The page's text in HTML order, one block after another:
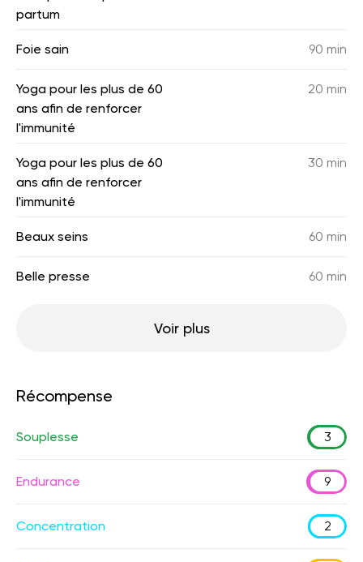
partum
Foie sain 90 min
Yoga pour les plus de 60
ans afin de renforcer
l'immunité
20 min
Yoga pour les plus de 60
ans afin de renforcer
l'immunité
30 min
Beaux seins 60 min
Belle presse 60 min
Voir plus
Récompense
Souplesse 3
Endurance 9
Concentration 2